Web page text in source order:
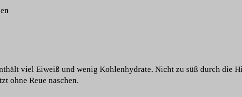
viel Eiweiß und wenig Kohlenhydrate. Nicht zu süß durch die
ohne Reue naschen.